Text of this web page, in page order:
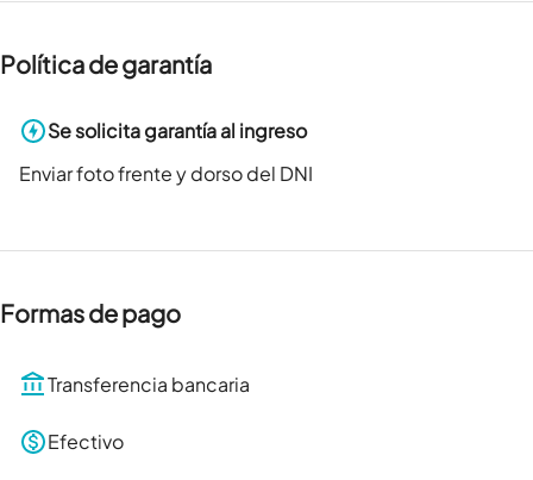
Política de garantía
Se solicita garantía al ingreso
Enviar foto frente y dorso del DNI
Formas de pago
Transferencia bancaria
Efectivo